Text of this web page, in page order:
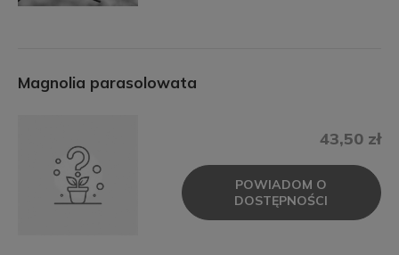
Magnolia parasolowata
43,50 zł
POWIADOM O
DOSTĘPNOŚCI